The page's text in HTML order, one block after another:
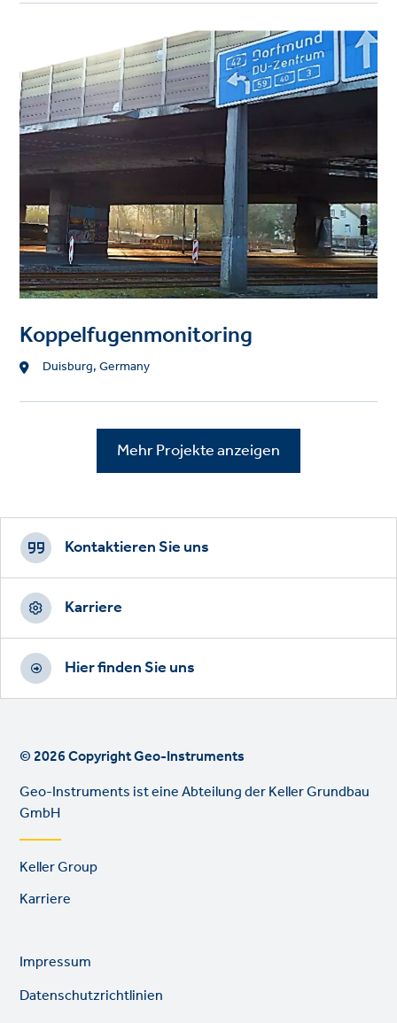
image
Koppelfugenmonitoring
Standort
Duisburg, Germany
Mehr Projekte anzeigen
Footer
CTAs
Kontaktieren Sie uns
Karriere
Hier finden Sie uns
© 2026 Copyright Geo-Instruments
Geo-Instruments ist eine Abteilung der Keller Grundbau
GmbH
Footer
links
Keller Group
Karriere
Legal
Impressum
Datenschutzrichtlinien